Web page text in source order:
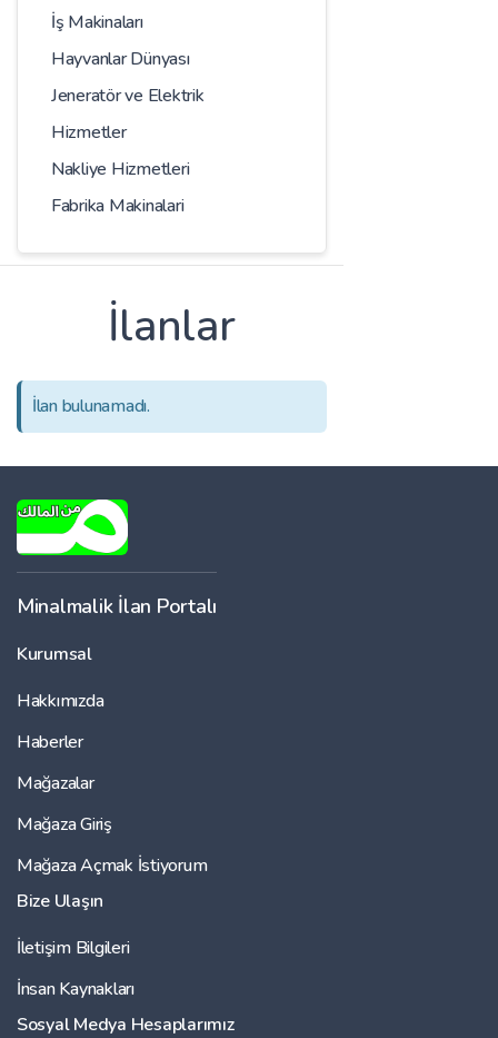
İş Makinaları
Hayvanlar Dünyası
Jeneratör ve Elektrik
Hizmetler
Nakliye Hizmetleri
Fabrika Makinalari
İlanlar
İlan bulunamadı.
Minalmalik İlan Portalı
Kurumsal
Hakkımızda
Haberler
Mağazalar
Mağaza Giriş
Mağaza Açmak İstiyorum
Bize Ulaşın
İletişim Bilgileri
İnsan Kaynakları
Sosyal Medya Hesaplarımız